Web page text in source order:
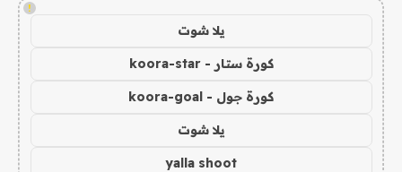
!
يلا شوت
كورة ستار - koora-star
كورة جول - koora-goal
يلا شوت
yalla shoot